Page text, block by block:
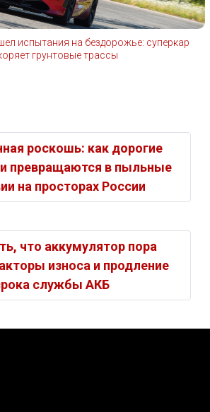
испытания на бездорожье: суперкар
грунтовые трассы
роскошь: как дорогие
превращаются в пыльные
на просторах России
что аккумулятор пора
износа и продление
службы АКБ